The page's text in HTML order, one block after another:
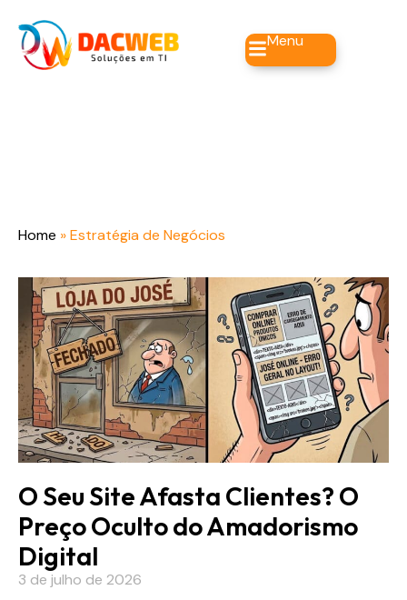
Menu
Home »Estratégia de Negócios
O Seu Site Afasta Clientes? O
Preço Oculto do Amadorismo
Digital
3 de julho de 2026